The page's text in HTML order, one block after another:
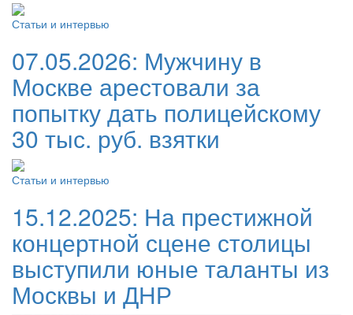
Статьи и интервью
07.05.2026: Мужчину в
Москве арестовали за
попытку дать полицейскому
30 тыс. руб. взятки
Статьи и интервью
15.12.2025: На престижной
концертной сцене столицы
выступили юные таланты из
Москвы и ДНР